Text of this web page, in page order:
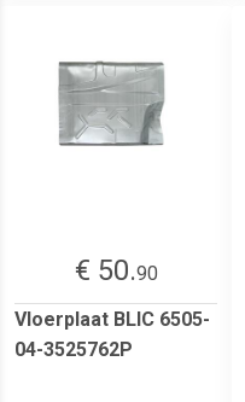
€ 50.90
Vloerplaat BLIC 6505-
04-3525762P